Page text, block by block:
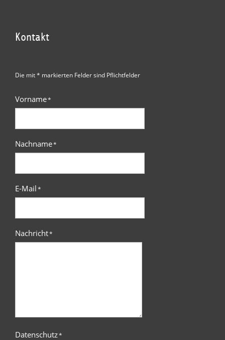
Kontakt
Die mit * markierten Felder sind Pflichtfelder
Vorname*
Nachname*
E-Mail*
Nachricht*
Datenschutz*